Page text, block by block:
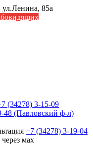
ул.Ленина, 85а
(34278) 3-15-09
48 (Павловский ф-л)
+7 (34278) 3-19-04
мах